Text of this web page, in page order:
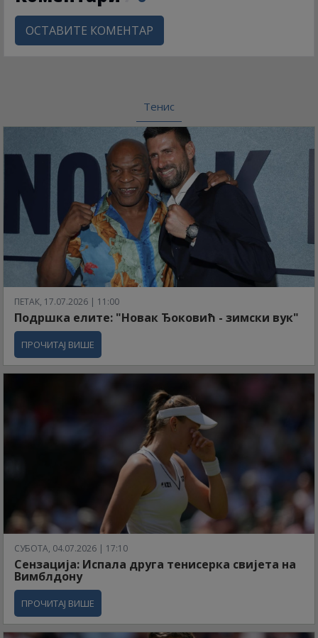
ОСТАВИТЕ КОМЕНТАР
Тенис
ПЕТАК, 17.07.2026 | 11:00
Подршка елите: "Новак Ђоковић - зимски вук"
ПРОЧИТАЈ ВИШЕ
СУБОТА, 04.07.2026 | 17:10
Сензација: Испала друга тенисерка свијета на
Вимблдону
ПРОЧИТАЈ ВИШЕ